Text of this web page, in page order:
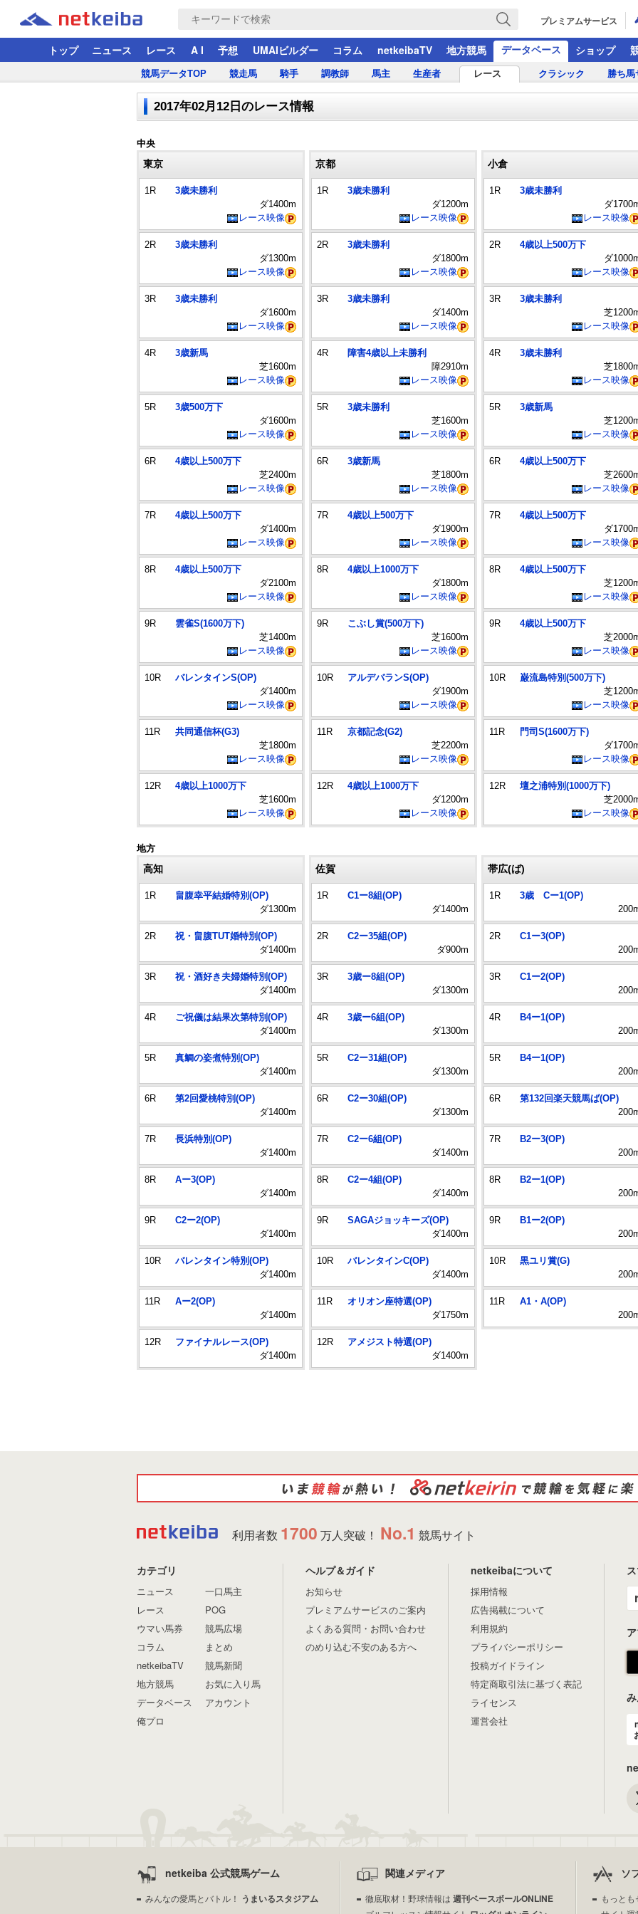
プレミアムサービス
トップ ニュース レース A I 予想 UMAIビルダー コラム netkeibaTV 地方競馬 データベース ショップ
競馬データTOP 競走馬 騎手 調教師 馬主 生産者 レース クラシック 勝ち馬
2017年02月12日のレース情報
中央
東京
1R
3歳未勝利
ダ1400m
レース映像
2R
3歳未勝利
ダ1300m
レース映像
3R
3歳未勝利
ダ1600m
レース映像
4R
3歳新馬
芝1600m
レース映像
5R
3歳500万下
ダ1600m
レース映像
6R
4歳以上500万下
芝2400m
レース映像
7R
4歳以上500万下
ダ1400m
レース映像
8R
4歳以上500万下
ダ2100m
レース映像
9R
雲雀S(1600万下)
芝1400m
レース映像
10R
バレンタインS(OP)
ダ1400m
レース映像
11R
共同通信杯(G3)
芝1800m
レース映像
12R
4歳以上1000万下
芝1600m
レース映像
京都
1R
3歳未勝利
ダ1200m
レース映像
2R
3歳未勝利
ダ1800m
レース映像
3R
3歳未勝利
ダ1400m
レース映像
4R
障害4歳以上未勝利
障2910m
レース映像
5R
3歳未勝利
芝1600m
レース映像
6R
3歳新馬
芝1800m
レース映像
7R
4歳以上500万下
ダ1900m
レース映像
8R
4歳以上1000万下
ダ1800m
レース映像
9R
こぶし賞(500万下)
芝1600m
レース映像
10R
アルデバランS(OP)
ダ1900m
レース映像
11R
京都記念(G2)
芝2200m
レース映像
12R
4歳以上1000万下
ダ1200m
レース映像
小倉
1R
3歳未勝利
ダ
レース映像
2R
4歳以上500万下
ダ
レース映像
3R
3歳未勝利
芝
レース映像
4R
3歳未勝利
芝
レース映像
5R
3歳新馬
芝
レース映像
6R
4歳以上500万下
芝
レース映像
7R
4歳以上500万下
ダ
レース映像
8R
4歳以上500万下
芝
レース映像
9R
4歳以上500万下
芝
レース映像
10R
巌流島特別(500万下)
芝
レース映像
11R
門司S(1600万下)
ダ
レース映像
12R
壇之浦特別(1000万下)
芝
レース映像
地方
高知
1R
畠腹幸平結婚特別(OP)
ダ1300m
2R
祝・畠腹TUT婚特別(OP)
ダ1400m
3R
祝・酒好き夫婦婚特別(OP)
ダ1400m
4R
ご祝儀は結果次第特別(OP)
ダ1400m
5R
真鯛の姿煮特別(OP)
ダ1400m
6R
第2回愛桃特別(OP)
ダ1400m
7R
長浜特別(OP)
ダ1400m
8R
Aー3(OP)
ダ1400m
9R
C2ー2(OP)
ダ1400m
10R
バレンタイン特別(OP)
ダ1400m
11R
Aー2(OP)
ダ1400m
12R
ファイナルレース(OP)
ダ1400m
佐賀
1R
C1ー8組(OP)
ダ1400m
2R
C2ー35組(OP)
ダ900m
3R
3歳ー8組(OP)
ダ1300m
4R
3歳ー6組(OP)
ダ1300m
5R
C2ー31組(OP)
ダ1300m
6R
C2ー30組(OP)
ダ1300m
7R
C2ー6組(OP)
ダ1400m
8R
C2ー4組(OP)
ダ1400m
9R
SAGAジョッキーズ(OP)
ダ1400m
10R
バレンタインC(OP)
ダ1400m
11R
オリオン座特選(OP)
ダ1750m
12R
アメジスト特選(OP)
ダ1400m
帯広(ば)
1R
3歳 Cー1(OP)
2R
C1ー3(OP)
3R
C1ー2(OP)
4R
B4ー1(OP)
5R
B4ー1(OP)
6R
第132回楽天競馬ば(OP)
7R
B2ー3(OP)
8R
B2ー1(OP)
9R
B1ー2(OP)
10R
黒ユリ賞(G)
11R
A1・A(OP)
利用者数 1700 万人突破！ No.1 競馬サイト
カテゴリ
ニュース
レース
ウマい馬券
コラム
netkeibaTV
地方競馬
データベース
俺プロ
一口馬主
POG
競馬広場
まとめ
競馬新聞
お気に入り馬
アカウント
ヘルプ＆ガイド
お知らせ
プレミアムサービスのご案内
よくある質問・お問い合わせ
のめり込む不安のある方へ
netkeibaについて
採用情報
広告掲載について
利用規約
プライバシーポリシー
投稿ガイドライン
特定商取引法に基づく表記
ライセンス
運営会社
netkeiba 公式競馬ゲーム
みんなの愛馬とバトル！ うまいるスタジアム
関連メディア
徹底取材！野球情報は 週刊ベースボールONLINE
ソ
もっと